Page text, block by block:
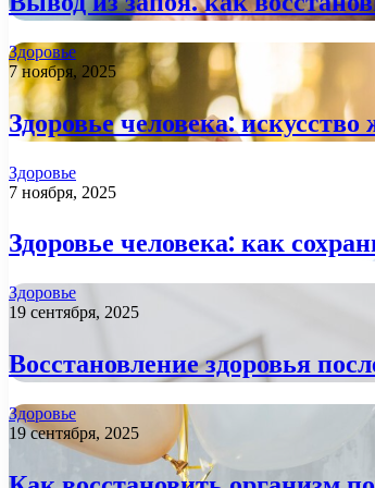
Здоровье
7 ноября, 2025
Здоровье человека:
Здоровье
7 ноября, 2025
Здоровье человека: как
Здоровье
19 сентября, 2025
Восстановление здоровья
Здоровье
19 сентября, 2025